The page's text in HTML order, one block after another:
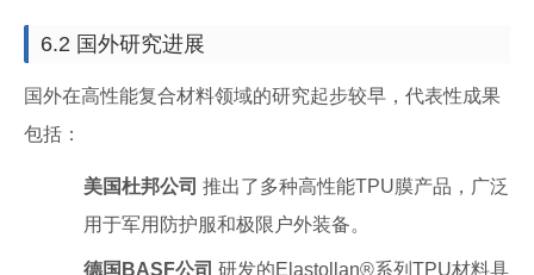
6.2 国外研究进展
国外在高性能复合材料领域的研究起步较早，代表性成果
包括：
美国杜邦公司 推出了多种高性能TPU膜产品，广泛
用于军用防护服和极限户外装备。
德国BASF公司 研发的Elastollan®系列TPU材料具